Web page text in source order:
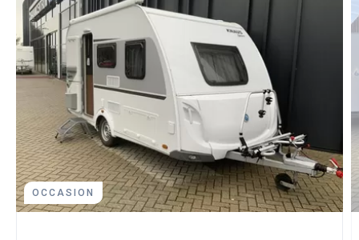
Aanvraag inruilvoorstel
OCCASION